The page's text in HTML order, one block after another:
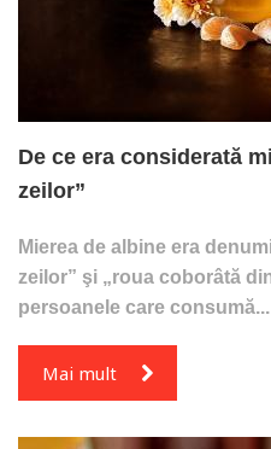
De ce era considerată
zeilor”
Mierea de albine era
zeilor” şi „roua coborâtă
persoanele care consumă...
Mai mult